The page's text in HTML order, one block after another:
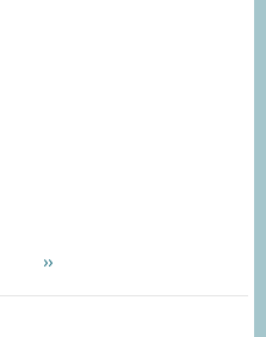
Következő
››